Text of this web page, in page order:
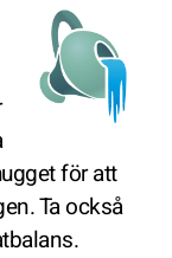
för att
Ta också